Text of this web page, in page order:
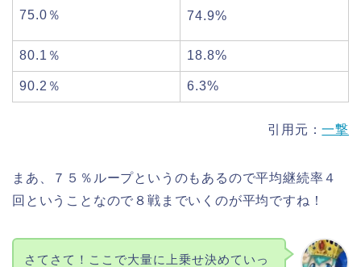
75.0％ 74.9%
80.1％ 18.8%
90.2％ 6.3%
引用元：一撃
まあ、７５％ループというのもあるので平均継続率４
回ということなので８戦までいくのが平均ですね！
さてさて！ここで大量に上乗せ決めていっ